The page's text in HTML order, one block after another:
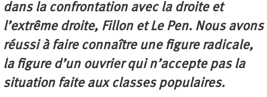
dans la confrontation avec la droite et
l’extrême droite, Fillon et Le Pen. Nous avons
réussi à faire connaître une figure radicale,
la figure d’un ouvrier qui n’accepte pas la
situation faite aux classes populaires.